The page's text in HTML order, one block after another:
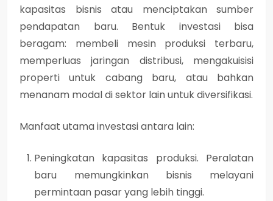
kapasitas bisnis atau menciptakan sumber
pendapatan baru. Bentuk investasi bisa
beragam: membeli mesin produksi terbaru,
memperluas jaringan distribusi, mengakuisisi
properti untuk cabang baru, atau bahkan
menanam modal di sektor lain untuk diversifikasi.
Manfaat utama investasi antara lain:
Peningkatan kapasitas produksi. Peralatan
baru memungkinkan bisnis melayani
permintaan pasar yang lebih tinggi.